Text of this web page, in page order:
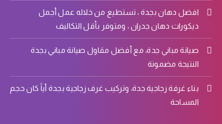
افضل دهان بجدة ، تستطيع من خلاله عمل أجمل
ديكورات دهان جدران ، ومتوفر بأقل التكاليف
صيانة مباني جدة، مع أفضل مقاول صيانة مباني بجدة
النتيجة مضمونة
بناء غرفة زجاجية جدة، وتركيب غرف زجاجية بجدة أياً كان حجم
المساحة